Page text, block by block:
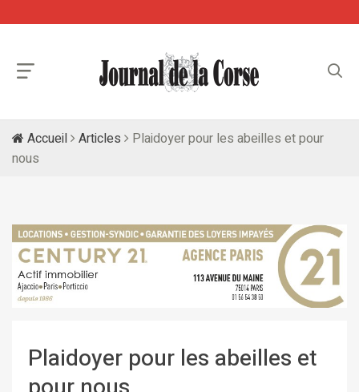
Accueil Articles
Plaidoyer pour les abeilles et pour
nous
Plaidoyer pour les abeilles et